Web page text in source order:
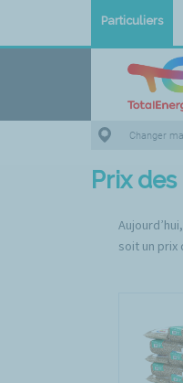
Particuliers
Changer
Prix
soit un prix